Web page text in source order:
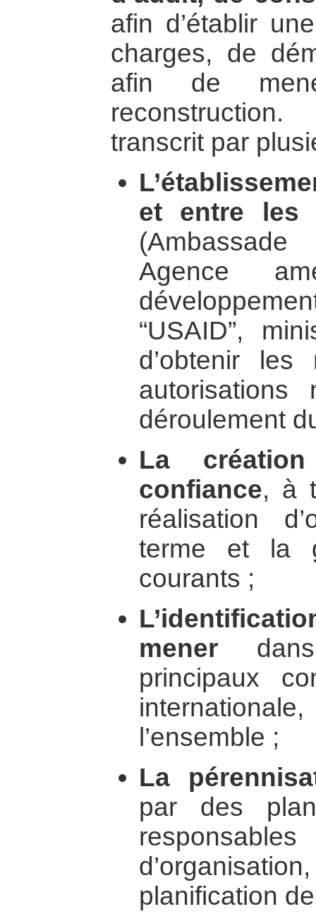
afin d’établir
charges, de
afin de
transcrit par
et entre les
Agence
“USAID”,
d’obtenir les
autorisations
déroulement
La
confiance, à
réalisation
terme et la
courants ;
mener
principaux
l’ensemble ;
La
par des
planification